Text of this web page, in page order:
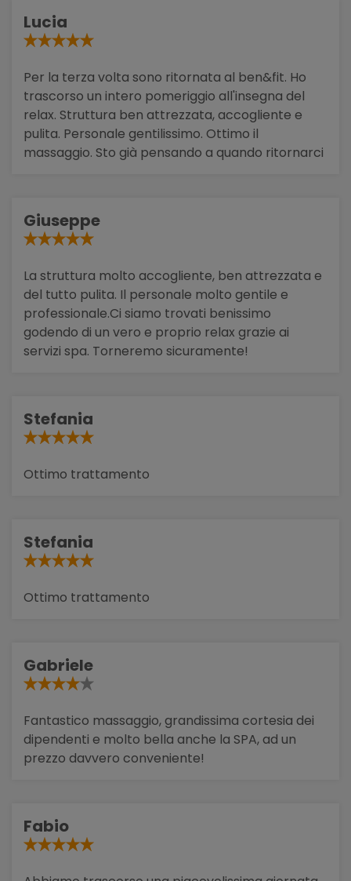
Lucia
Per la terza volta sono ritornata al ben&fit. Ho
trascorso un intero pomeriggio all'insegna del
relax. Struttura ben attrezzata, accogliente e
pulita. Personale gentilissimo. Ottimo il
massaggio. Sto già pensando a quando ritornarci
Giuseppe
La struttura molto accogliente, ben attrezzata e
del tutto pulita. Il personale molto gentile e
professionale.Ci siamo trovati benissimo
godendo di un vero e proprio relax grazie ai
servizi spa. Torneremo sicuramente!
Stefania
Ottimo trattamento
Stefania
Ottimo trattamento
Gabriele
Fantastico massaggio, grandissima cortesia dei
dipendenti e molto bella anche la SPA, ad un
prezzo davvero conveniente!
Fabio